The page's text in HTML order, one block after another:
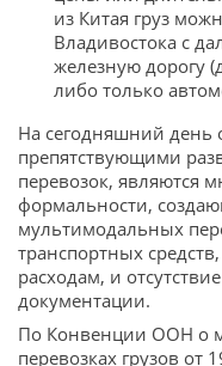
из Китая груз
Владивостока с
железную дорогу
либо только
На сегодняшний
препятствующими
перевозок, являются
формальности,
мультимодальных
транспортных
расходам, и
документации.
По Конвенции ООН о
перевозках грузов